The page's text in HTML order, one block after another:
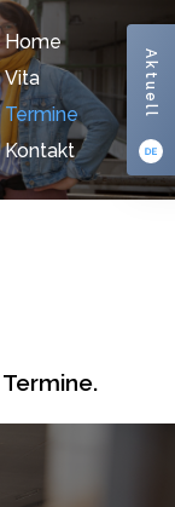
Home
Vita
Termine
Kontakt
Aktuell